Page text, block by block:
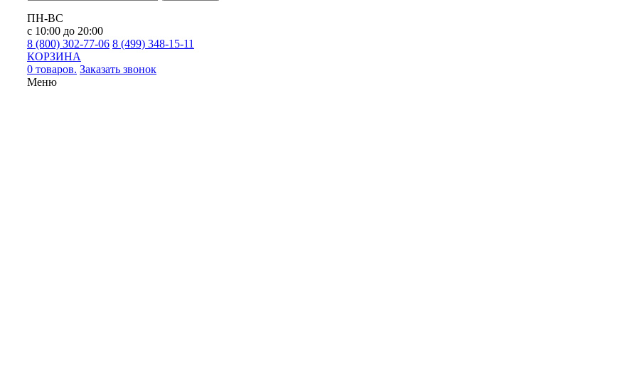
ПН-ВС
с 10:00 до 20:00
8 (800) 302-77-06 8 (499) 348-15-11
КОРЗИНА
0 товаров. Заказать звонок
Меню